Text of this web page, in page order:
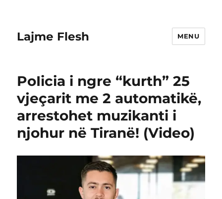
Lajme Flesh MENU
PoIicia i ngre “kurth” 25
vjeçarit me 2 automatikë,
arrestohet muzikanti i
njohur në Tiranë! (Video)